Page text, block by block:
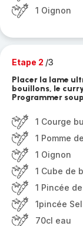
1 Oignon
Etape 2 /3
Placer la lame
bouillons, le
Programmer
1 Courge
1 Pomme
1 Oignon
1 Cube de
1 Pincée
1pincée
70cl eau